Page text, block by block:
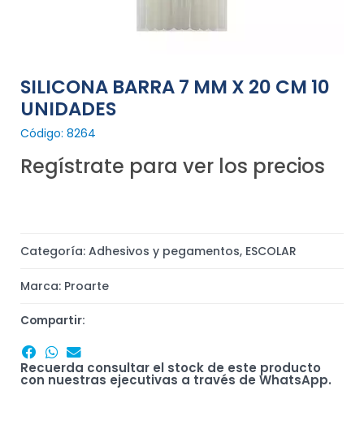
SILICONA BARRA 7 MM X 20 CM 10
UNIDADES
Código: 8264
Regístrate para ver los precios
Categoría: Adhesivos y pegamentos, ESCOLAR
Marca: Proarte
Compartir:
Recuerda consultar el stock de este producto
con nuestras ejecutivas a través de WhatsApp.